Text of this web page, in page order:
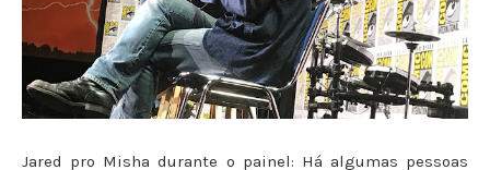
Jared pro Misha durante o painel: Há algumas pessoas